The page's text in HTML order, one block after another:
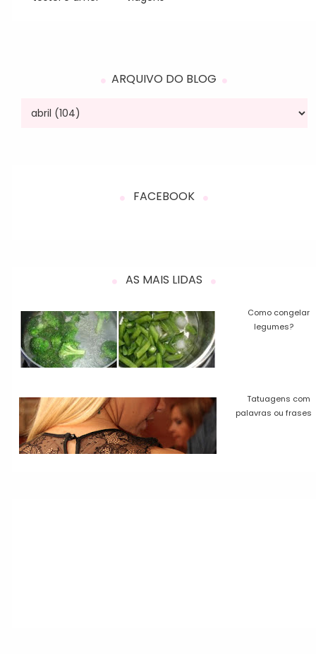
ARQUIVO DO BLOG
FACEBOOK
AS MAIS LIDAS
Como congelar
legumes?
Tatuagens com
palavras ou frases